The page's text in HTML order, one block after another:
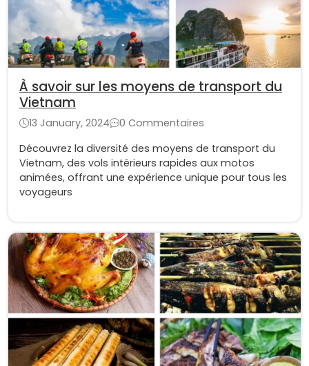
À savoir sur les moyens de transport du
Vietnam
13 January, 2024
0 Commentaires
Découvrez la diversité des moyens de transport du
Vietnam, des vols intérieurs rapides aux motos
animées, offrant une expérience unique pour tous les
voyageurs